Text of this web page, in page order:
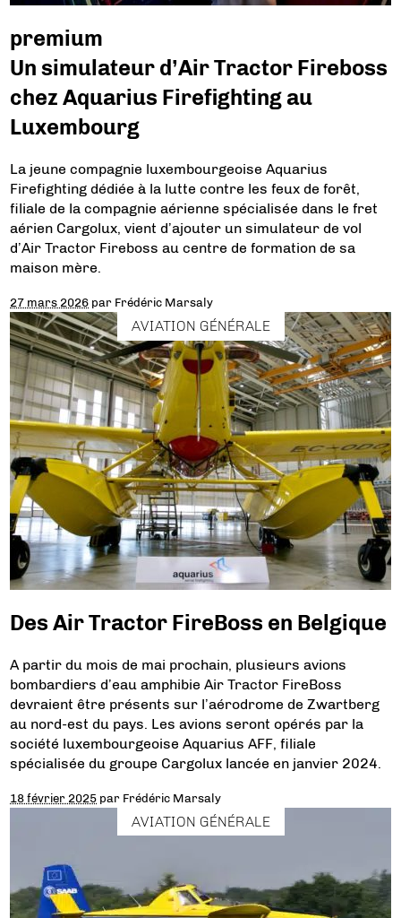
premium
Un simulateur d’Air Tractor Fireboss
chez Aquarius Firefighting au
Luxembourg
La jeune compagnie luxembourgeoise Aquarius
Firefighting dédiée à la lutte contre les feux de forêt,
filiale de la compagnie aérienne spécialisée dans le fret
aérien Cargolux, vient d’ajouter un simulateur de vol
d’Air Tractor Fireboss au centre de formation de sa
maison mère.
27 mars 2026 par Frédéric Marsaly
AVIATION GÉNÉRALE
Des Air Tractor FireBoss en Belgique
A partir du mois de mai prochain, plusieurs avions
bombardiers d’eau amphibie Air Tractor FireBoss
devraient être présents sur l’aérodrome de Zwartberg
au nord-est du pays. Les avions seront opérés par la
société luxembourgeoise Aquarius AFF, filiale
spécialisée du groupe Cargolux lancée en janvier 2024.
18 février 2025 par Frédéric Marsaly
AVIATION GÉNÉRALE